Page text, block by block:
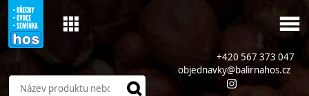
+420 567 373 047
objednavky@balirnahos.cz